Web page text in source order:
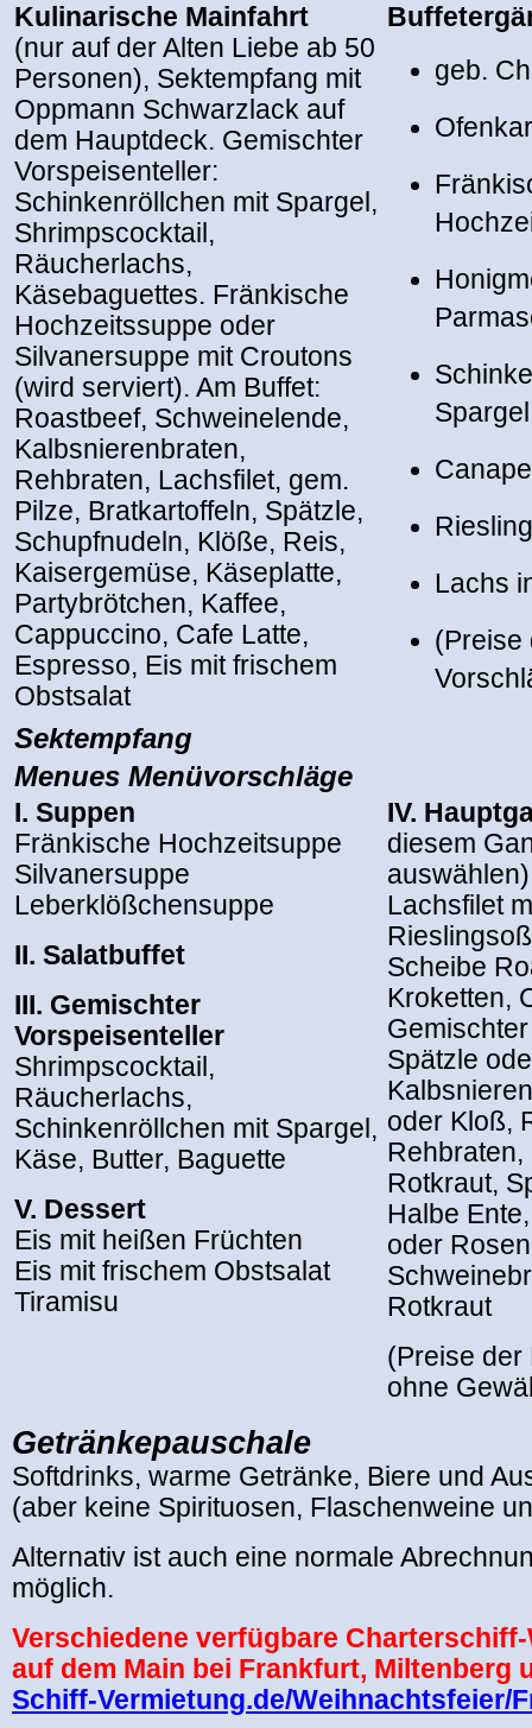
Kulinarische Mainfahrt
(nur auf der Alten Liebe ab 50
Personen), Sektempfang mit
Oppmann Schwarzlack auf
dem Hauptdeck. Gemischter
Vorspeisenteller:
Schinkenröllchen mit Spargel,
Shrimpscocktail,
Räucherlachs,
Käsebaguettes. Fränkische
Hochzeitssuppe oder
Silvanersuppe mit Croutons
(wird serviert). Am Buffet:
Roastbeef, Schweinelende,
Kalbsnierenbraten,
Rehbraten, Lachsfilet, gem.
Pilze, Bratkartoffeln, Spätzle,
Schupfnudeln, Klöße, Reis,
Kaisergemüse, Käseplatte,
Partybrötchen, Kaffee,
Cappuccino, Cafe Latte,
Espresso, Eis mit frischem
Obstsalat
geb.
Spargel
Lachs
(Preise
Sektempfang
Menues Menüvorschläge
I. Suppen
Fränkische Hochzeitsuppe
Silvanersuppe
Leberklößchensuppe
II. Salatbuffet
III. Gemischter
Vorspeisenteller
Shrimpscocktail,
Räucherlachs,
Schinkenröllchen mit Spargel,
Käse, Butter, Baguette
V. Dessert
Eis mit heißen Früchten
Eis mit frischem Obstsalat
Tiramisu
IV.
diesem
auswählen)
Lachsfilet
Scheibe
Kroketten,
Spätzle
oder Kloß,
Rotkraut,
Halbe
oder
Rotkraut
(Preise der
ohne
Getränkepauschale
Softdrinks, warme Getränke, Biere und
(aber keine Spirituosen, Flaschenweine
Alternativ ist auch eine normale
möglich.
Verschiedene verfügbare
auf dem Main bei Frankfurt, Miltenberg
Schiff-Vermietung.de/Weihnachtsfeier/